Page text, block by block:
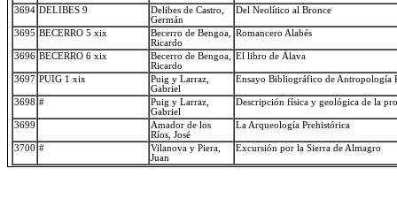
3694 DELIBES 9
Delibes de Castro,
Germán
Del Neolítico al Bronce
3695 BECERRO 5 xix
Becerro de Bengoa,
Ricardo
Romancero Alabés
3696 BECERRO 6 xix
Becerro de Bengoa,
Ricardo
El libro de Álava
3697 PUIG 1 xix
Puig y Larraz,
Gabriel
Ensayo Bibliográfico de Antropología
3698 #
Puig y Larraz,
Gabriel
Descripción física y geológica de la
3699
Amador de los
Ríos, José
La Arqueología Prehistórica
3700 #
Vilanova y Piera,
Juan
Excursión por la Sierra de Almagro